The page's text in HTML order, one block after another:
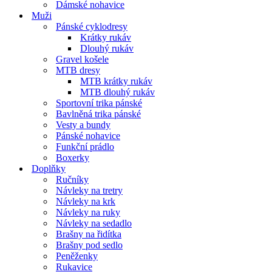
Dámské nohavice
Muži
Pánské cyklodresy
Krátky rukáv
Dlouhý rukáv
Gravel košele
MTB dresy
MTB krátky rukáv
MTB dlouhý rukáv
Sportovní trika pánské
Bavlněná trika pánské
Vesty a bundy
Pánské nohavice
Funkční prádlo
Boxerky
Doplňky
Ručníky
Návleky na tretry
Návleky na krk
Návleky na ruky
Návleky na sedadlo
Brašny na řidítka
Brašny pod sedlo
Peněženky
Rukavice